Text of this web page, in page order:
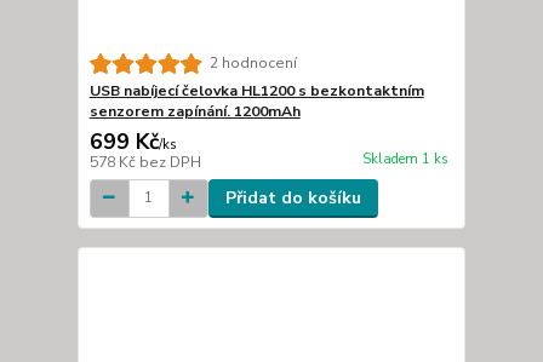
2 hodnocení
USB nabíjecí čelovka HL1200 s bezkontaktním
senzorem zapínání. 1200mAh
699 Kč/ks
578 Kč bez DPH Skladem 1 ks
Přidat do košíku